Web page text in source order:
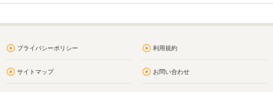
プライバシーポリシー 利用規約
サイトマップ お問い合わせ